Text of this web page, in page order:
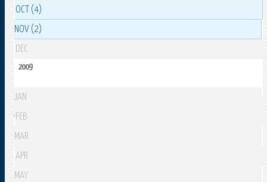
OCT (4)
NOV (2)
DEC
2009
JAN
FEB
MAR
APR
MAY